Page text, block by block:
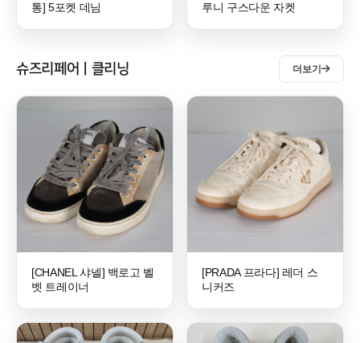
통] 5포켓 데님
루니 구스다운 자켓
슈즈리페어ㅣ클리닝 더보기
[CHANEL 샤넬] 백로고 벨
벳 트레이너
[PRADA 프라다] 레더 스
니커즈